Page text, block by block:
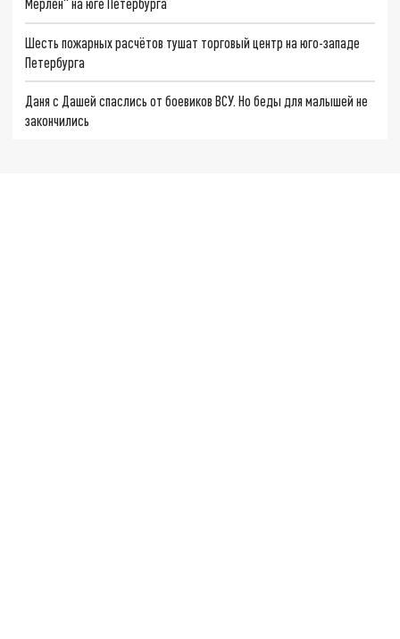
Шесть пожарных расчётов тушат торговый центр на юго-западе
Петербурга
Даня с Дашей спаслись от боевиков ВСУ. Но беды для малышей не
закончились